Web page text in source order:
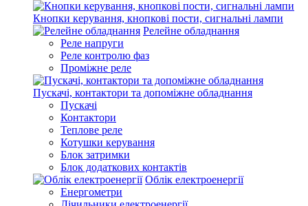
Кнопки керування, кнопкові пости, сигнальні лампи
Релейне обладнання
Реле напруги
Реле контролю фаз
Проміжне реле
Пускачі, контактори та допоміжне обладнання
Пускачі
Контактори
Теплове реле
Котушки керування
Блок затримки
Блок додаткових контактів
Облік електроенергії
Енергометри